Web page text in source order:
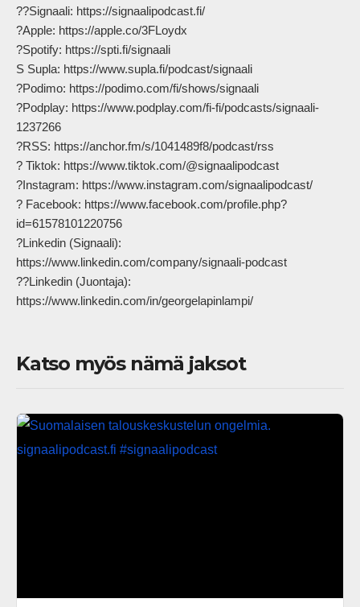
??Signaali: https://signaalipodcast.fi/
?Apple: https://apple.co/3FLoydx
?Spotify: https://spti.fi/signaali
S Supla: https://www.supla.fi/podcast/signaali
?Podimo: https://podimo.com/fi/shows/signaali
?Podplay: https://www.podplay.com/fi-fi/podcasts/signaali-
1237266
?RSS: https://anchor.fm/s/1041489f8/podcast/rss
? Tiktok: https://www.tiktok.com/@signaalipodcast
?Instagram: https://www.instagram.com/signaalipodcast/
? Facebook: https://www.facebook.com/profile.php?
id=61578101220756
?Linkedin (Signaali):
https://www.linkedin.com/company/signaali-podcast
??Linkedin (Juontaja):
https://www.linkedin.com/in/georgelapinlampi/
Katso myös nämä jaksot